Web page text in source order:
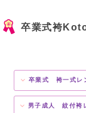
卒業式袴
卒業式 袴一式レ
男子成人 紋付袴レ